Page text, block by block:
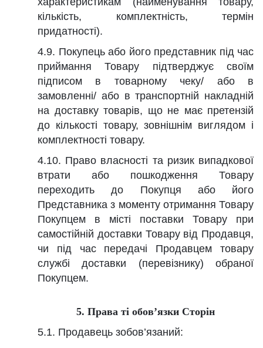
кількість, комплектність, термін
придатності).
4.9. Покупець або його представник під час
приймання Товару підтверджує своїм
підписом в товарному чеку/ або в
замовленні/ або в транспортній накладній
на доставку товарів, що не має претензій
до кількості товару, зовнішнім виглядом і
комплектності товару.
4.10. Право власності та ризик випадкової
втрати або пошкодження Товару
переходить до Покупця або його
Представника з моменту отримання Товару
Покупцем в місті поставки Товару при
самостійній доставки Товару від Продавця,
чи під час передачі Продавцем товару
службі доставки (перевізнику) обраної
Покупцем.
5. Права ті обов’язки Сторін
5.1. Продавець зобов’язаний: